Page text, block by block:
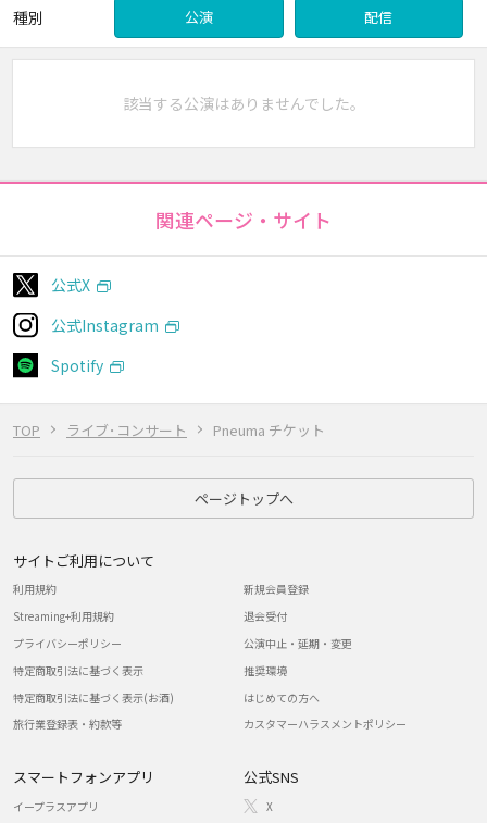
TOP ライブ･コンサート Pneuma チケット
種別 公演 配信
該当する公演はありませんでした。
関連ページ・サイト
公式X
公式Instagram
Spotify
ページトップへ
サイトご利用について
利用規約
Streaming+利用規約
プライバシーポリシー
特定商取引法に基づく表示
特定商取引法に基づく表示(お酒)
旅行業登録表・約款等
新規会員登録
退会受付
公演中止・延期・変更
推奨環境
はじめての方へ
カスタマーハラスメントポリシー
スマートフォンアプリ
イープラスアプリ
公式SNS
X